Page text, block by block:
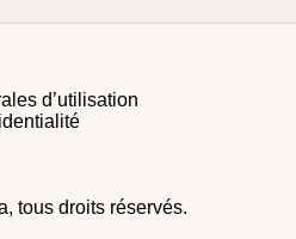
d’utilisation
tous droits réservés.